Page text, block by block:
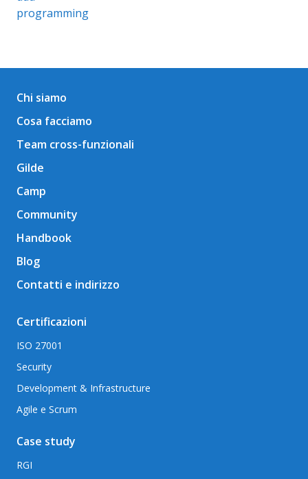
programming
Chi siamo
Cosa facciamo
Team cross-funzionali
Gilde
Camp
Community
Handbook
Blog
Contatti e indirizzo
Certificazioni
ISO 27001
Security
Development & Infrastructure
Agile e Scrum
Case study
RGI